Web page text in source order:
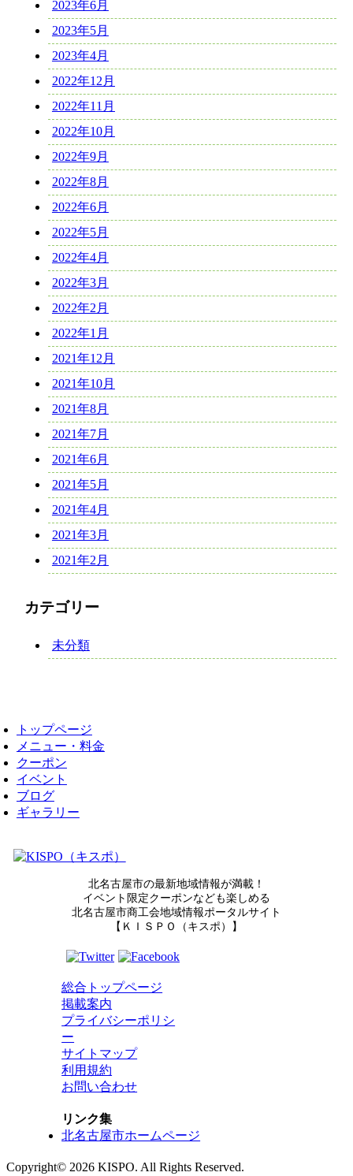
2023年6月
2023年5月
2023年4月
2022年12月
2022年11月
2022年10月
2022年9月
2022年8月
2022年6月
2022年5月
2022年4月
2022年3月
2022年2月
2022年1月
2021年12月
2021年10月
2021年8月
2021年7月
2021年6月
2021年5月
2021年4月
2021年3月
2021年2月
カテゴリー
未分類
トップページ
メニュー・料金
クーポン
イベント
ブログ
ギャラリー
北名古屋市の最新地域情報が満載！
イベント限定クーポンなども楽しめる
北名古屋市商工会地域情報ポータルサイト
【ＫＩＳＰＯ（キスポ）】
総合トップページ
掲載案内
プライバシーポリシ
ー
サイトマップ
利用規約
お問い合わせ
リンク集
北名古屋市ホームページ
Copyright© 2026 KISPO. All Rights Reserved.